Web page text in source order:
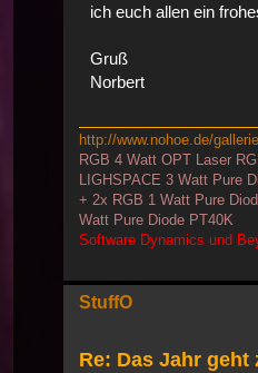
ich euch allen ein
Gruß
Norbert
http://www.nohoe.de/gallerie
RGB 4 Watt OPT Laser
LIGHSPACE 3 Watt Pure
+ 2x RGB 1 Watt Pure
Watt Pure Diode PT40K
Software Dynamics und
StuffO
Re: Das Jahr geht